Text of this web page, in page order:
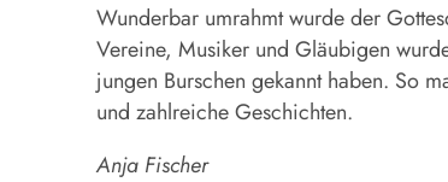
Wunderbar umrahmt wurde der
Vereine, Musiker und Gläubigen
jungen Burschen gekannt haben. So
und zahlreiche Geschichten.
Anja Fischer